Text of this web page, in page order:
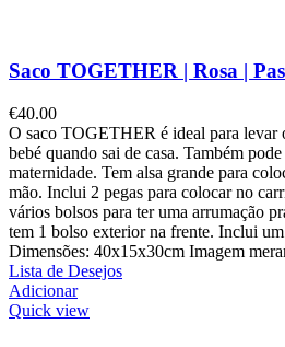
Saco TOGETHER | Rosa |
€40.00
O saco TOGETHER é ideal para levar
bebé quando sai de casa. Também
maternidade. Tem alsa grande para
mão. Inclui 2 pegas para colocar no
vários bolsos para ter uma arrumação
tem 1 bolso exterior na frente. Inclui
Dimensões: 40x15x30cm Imagem
Lista de Desejos
Adicionar
Quick view